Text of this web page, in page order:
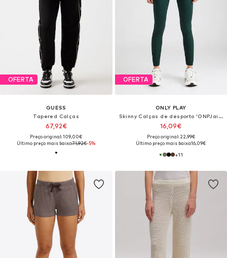
OFERTA
GUESS
Tapered Calças
67,92€
Preço original: 109,00€
Último preço mais baixo:71,92€-5%
OFERTA
ONLY PLAY
Skinny Calças de desporto 'ONPJaia'
16,09€
Preço original: 22,99€
Último preço mais baixo:16,09€
+11